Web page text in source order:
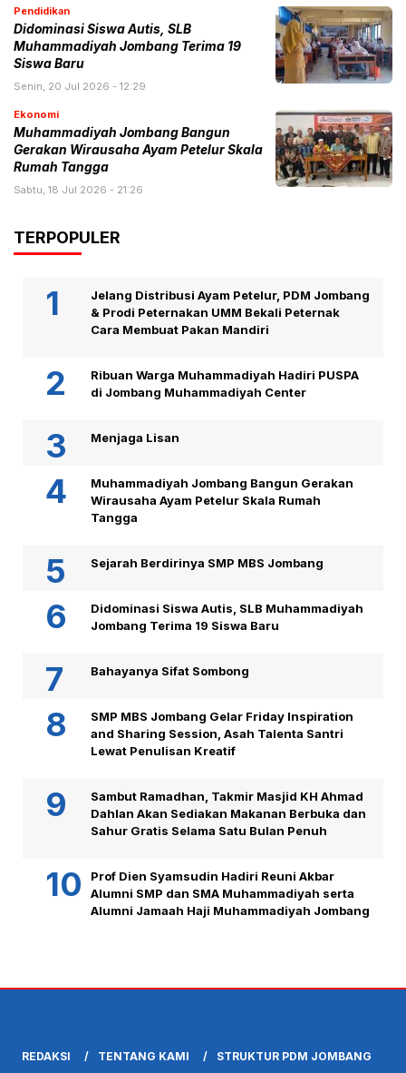
Pendidikan
Didominasi Siswa Autis, SLB
Muhammadiyah Jombang Terima 19
Siswa Baru
Senin, 20 Jul 2026 - 12:29
Ekonomi
Muhammadiyah Jombang Bangun
Gerakan Wirausaha Ayam Petelur Skala
Rumah Tangga
Sabtu, 18 Jul 2026 - 21:26
TERPOPULER
Jelang Distribusi Ayam Petelur, PDM Jombang
& Prodi Peternakan UMM Bekali Peternak
Cara Membuat Pakan Mandiri
Ribuan Warga Muhammadiyah Hadiri PUSPA
di Jombang Muhammadiyah Center
Menjaga Lisan
Muhammadiyah Jombang Bangun Gerakan
Wirausaha Ayam Petelur Skala Rumah
Tangga
Sejarah Berdirinya SMP MBS Jombang
Didominasi Siswa Autis, SLB Muhammadiyah
Jombang Terima 19 Siswa Baru
Bahayanya Sifat Sombong
SMP MBS Jombang Gelar Friday Inspiration
and Sharing Session, Asah Talenta Santri
Lewat Penulisan Kreatif
Sambut Ramadhan, Takmir Masjid KH Ahmad
Dahlan Akan Sediakan Makanan Berbuka dan
Sahur Gratis Selama Satu Bulan Penuh
Prof Dien Syamsudin Hadiri Reuni Akbar
Alumni SMP dan SMA Muhammadiyah serta
Alumni Jamaah Haji Muhammadiyah Jombang
REDAKSI TENTANG KAMI STRUKTUR PDM JOMBANG